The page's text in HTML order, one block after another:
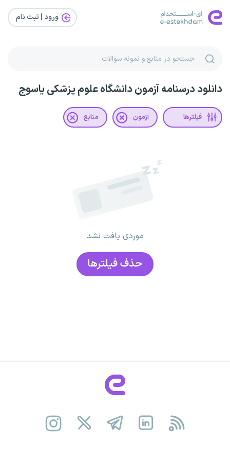
ورود | ثبت‌ نام
دانلود درسنامه آزمون دانشگاه علوم پزشکی یاسوج
فیلترها آزمون منابع
موردی یافت نشد
حذف فیلتر‌ها